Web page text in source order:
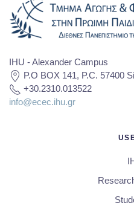
IHU - Alexander Campus
P.O BOX 141, P.C. 57400
+30.2310.013522
info@ecec.ihu.gr